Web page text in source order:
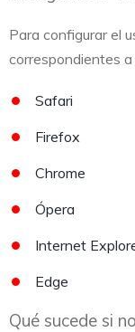
Para configurar el
correspondientes
Safari
Firefox
Chrome
Ópera
Internet
Edge
Qué sucede si